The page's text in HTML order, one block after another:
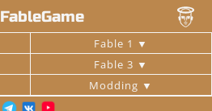
FableGame
Fable 1
Fable 3
Modding